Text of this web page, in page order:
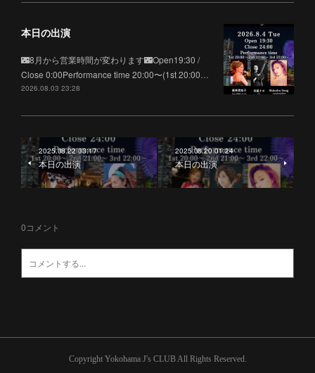
本日の出演
🌃8月から営業時間が変わります🌃Open19:30 /
Close 0:00Performance time 20:00〜(1st 20:00…
2026.08.03 23:28
2025.08.22 03:17
本日の出演
2025.08.20 01:24
本日の出演
0コメント
Copyright Yokohama J's CLUB All Rights Reserved.